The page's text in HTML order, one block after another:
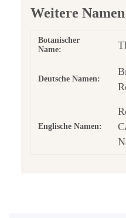
Weitere Namen
Botanischer
Name:
Deutsche Namen:
Englische Namen: